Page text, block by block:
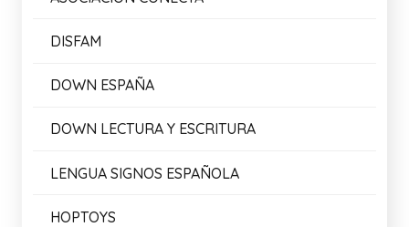
DISFAM
DOWN ESPAÑA
DOWN LECTURA Y ESCRITURA
LENGUA SIGNOS ESPAÑOLA
HOPTOYS